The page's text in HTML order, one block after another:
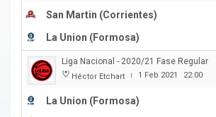
San Martin (Corrientes)
La Union (Formosa)
Liga Nacional - 2020/21 Fase Regular
Héctor Etchart | 1 Feb 2021 22:00
La Union (Formosa)